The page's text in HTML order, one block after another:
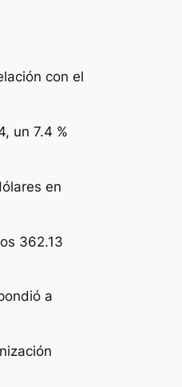
con el
un 7.4 %
en
362.13
a